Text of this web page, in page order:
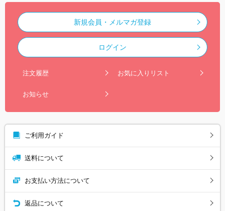
新規会員・メルマガ登録
ログイン
注文履歴 お気に入りリスト
お知らせ
ご利用ガイド
送料について
お支払い方法について
返品について